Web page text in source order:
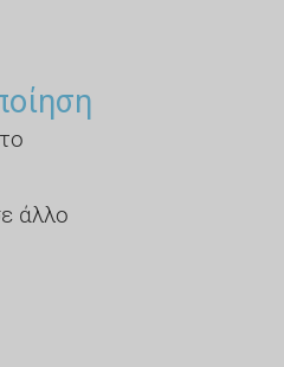
άλλο